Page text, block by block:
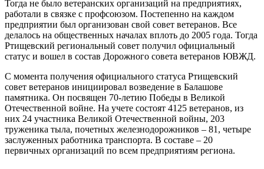
Тогда не было ветеранских организаций на предприятиях,
работали в связке с профсоюзом. Постепенно на каждом
предприятии был организован свой совет ветеранов. Все
делалось на общественных началах вплоть до 2005 года. Тогда
Ртищевский региональный совет получил официальный
статус и вошел в состав Дорожного совета ветеранов ЮВЖД.
С момента получения официального статуса Ртищевский
совет ветеранов инициировал возведение в Балашове
памятника. Он посвящен 70-летию Победы в Великой
Отечественной войне. На учете состоят 4125 ветеранов, из
них 24 участника Великой Отечественной войны, 203
труженика тыла, почетных железнодорожников – 81, четыре
заслуженных работника транспорта. В составе – 20
первичных организаций по всем предприятиям региона.